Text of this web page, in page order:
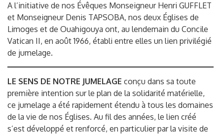
A l’initiative de nos Évêques Monseigneur Henri GUFFLET
et Monseigneur Denis TAPSOBA, nos deux Églises de
Limoges et de Ouahigouya ont, au lendemain du Concile
Vatican II, en août 1966, établi entre elles un lien privilégié
de jumelage.
LE SENS DE NOTRE JUMELAGE conçu dans sa toute
première intention sur le plan de la solidarité matérielle,
ce jumelage a été rapidement étendu à tous les domaines
de la vie de nos Églises. Au fil des années, le lien créé
s’est développé et renforcé, en particulier par la visite de